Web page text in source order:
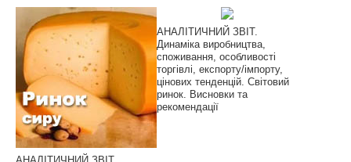
АНАЛІТИЧНИЙ ЗВІТ.
Динаміка виробництва,
споживання, особливості
торгівлі, експорту/імпорту,
цінових тенденцій. Світовий
ринок. Висновки та
рекомендації